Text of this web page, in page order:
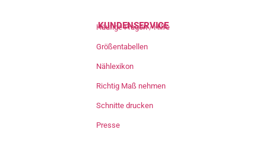
KUNDENSERVICE
Häufige Fragen / Hilfe
Größentabellen
Nählexikon
Richtig Maß nehmen
Schnitte drucken
Presse